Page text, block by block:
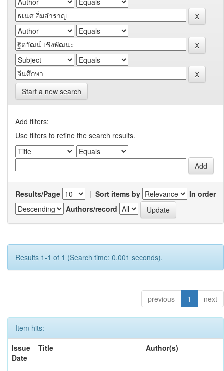
Start a new search
Add filters:
Use filters to refine the search results.
Results/Page | Sort items by
In order
Authors/record
Results 1-1 of 1 (Search time: 0.001 seconds).
previous 1 next
Item hits:
Issue
Date
Title Author(s)